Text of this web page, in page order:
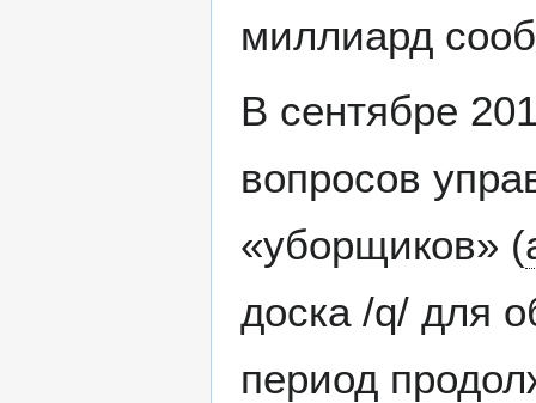
миллиард
В сентябре
вопросов
«уборщиков» (
доска /q/ для
период